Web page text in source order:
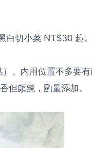
切小菜 NT$30 起。
。內用位置不多要
但頗辣，酌量添加。